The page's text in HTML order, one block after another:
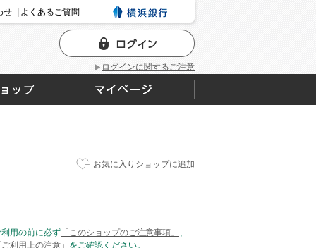
ログインに関するご注意
せ よくあるご質問
お気に入りショップに追加
利用の前に必ず 「このショップのご注意事項」 、
ご利用上の注意」 をご確認ください。